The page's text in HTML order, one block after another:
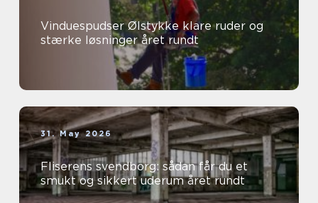
Vinduespudser Ølstykke klare ruder og
stærke løsninger året rundt
31. May 2026
Fliserens svendborg: sådan får du et
smukt og sikkert uderum året rundt